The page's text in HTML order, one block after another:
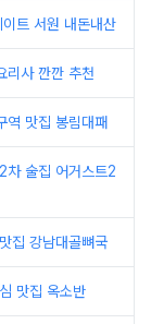
트 서원 내돈내산
리사 깐깐 추천
역 맛집 봉림대패
차 술집 어거스트2
집 강남대골뼈국
맛집 옥소반